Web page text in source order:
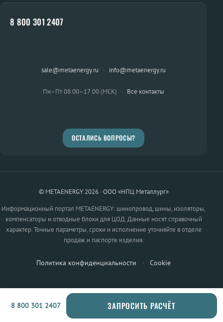
8 800 301 2407
sale@metaenergy.ru · info@metaenergy.ru
Пн–Пт 08:00–17:00 (МСК) · Все контакты
ОСТАЛИСЬ ВОПРОСЫ?
© METAENERGY 2026 · ООО «НПЦ Металлург»
Информационный портал METAENERGY: шинопровод, шины, изоляторы,
компенсаторы и отводные блоки для ЦОД. Данные носят справочный
характер. Точные параметры, сроки и исполнение уточняйте в отделе
продаж и паспорте изделия.
Политика конфиденциальности · Cookie
8 800 301 2407 ЗАПРОСИТЬ РАСЧЁТ